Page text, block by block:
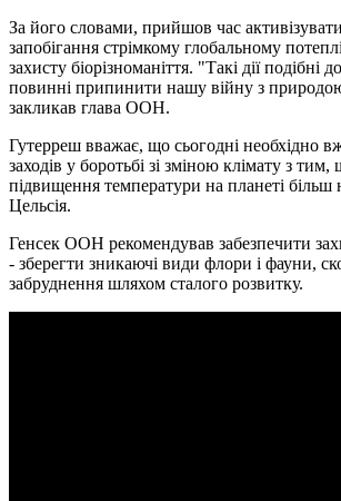
За його словами, прийшов час
запобігання стрімкому глобальному
захисту біорізноманіття. "Такі дії подібні
повинні припинити нашу війну з природою
закликав глава ООН.
Гутерреш вважає, що сьогодні необхідно
заходів у боротьбі зі зміною клімату з
підвищення температури на планеті більш
Цельсія.
Генсек ООН рекомендував забезпечити
- зберегти зникаючі види флори і фауни,
забруднення шляхом сталого розвитку.